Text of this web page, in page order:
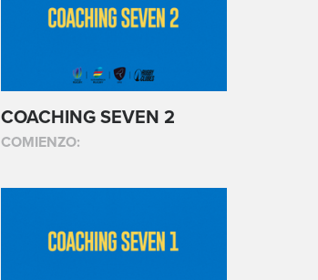
COACHING SEVEN 2
COMIENZO: